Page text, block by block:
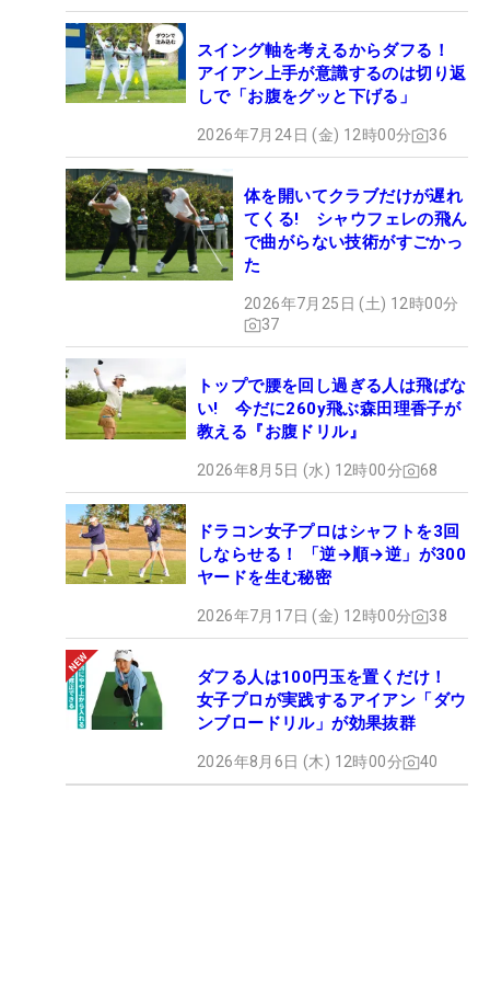
スイング軸を考えるからダフる！
アイアン上手が意識するのは切り返
しで「お腹をグッと下げる」
2026年7月24日 (金) 12時00分 36
体を開いてクラブだけが遅れ
てくる! シャウフェレの飛ん
で曲がらない技術がすごかっ
た
2026年7月25日 (土) 12時00分
37
トップで腰を回し過ぎる人は飛ばな
い! 今だに260y飛ぶ森田理香子が
教える『お腹ドリル』
2026年8月5日 (水) 12時00分 68
ドラコン女子プロはシャフトを3回
しならせる！ 「逆→順→逆」が300
ヤードを生む秘密
2026年7月17日 (金) 12時00分 38
ダフる人は100円玉を置くだけ！
女子プロが実践するアイアン「ダウ
ンブロードリル」が効果抜群
2026年8月6日 (木) 12時00分 40